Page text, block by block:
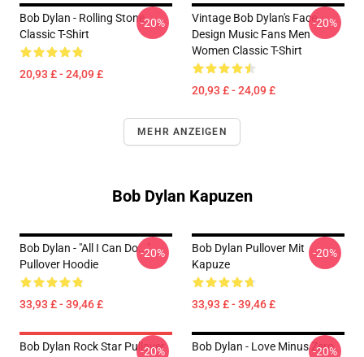
Bob Dylan - Rolling Stone
Classic T-Shirt
20,93 £ - 24,09 £
-20%
Vintage Bob Dylan's Face
Design Music Fans Men
Women Classic T-Shirt
20,93 £ - 24,09 £
-20%
MEHR ANZEIGEN
Bob Dylan Kapuzen
Bob Dylan - "All I Can Do..."
Pullover Hoodie
33,93 £ - 39,46 £
-20%
Bob Dylan Pullover Mit
Kapuze
33,93 £ - 39,46 £
-20%
Bob Dylan Rock Star Pullover
-20%
Bob Dylan - Love Minus Zero
-20%